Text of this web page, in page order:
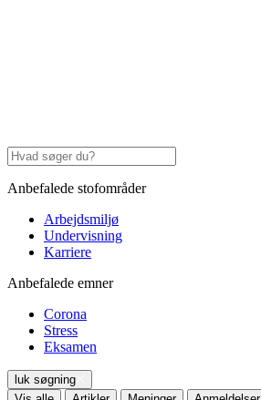
Anbefalede stofområder
Arbejdsmiljø
Undervisning
Karriere
Anbefalede emner
Corona
Stress
Eksamen
luk søgning